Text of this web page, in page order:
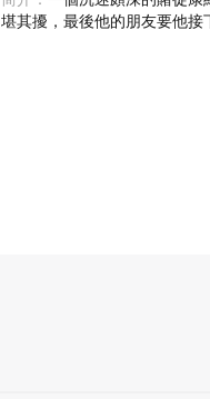
堪其擾，最後他的朋友要他